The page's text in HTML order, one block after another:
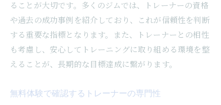
ることが大切です。多くのジムでは、トレーナーの資格
や過去の成功事例を紹介しており、これが信頼性を判断
する重要な指標となります。また、トレーナーとの相性
も考慮し、安心してトレーニングに取り組める環境を整
えることが、長期的な目標達成に繋がります。
無料体験で確認するトレーナーの専門性